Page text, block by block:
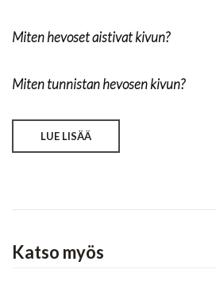
Miten hevoset aistivat kivun?
Miten tunnistan hevosen kivun?
LUE LISÄÄ
Katso myös